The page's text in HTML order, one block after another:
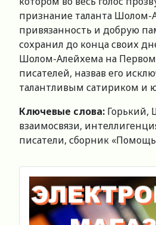
признание таланта Шолом-
привязанность и добрую
сохранил до конца своих
Шолом-Алейхема на Первом
писателей, назвав его
талантливым сатириком и
Ключевые слова: Горький,
взаимосвязи,
писатели, сборник